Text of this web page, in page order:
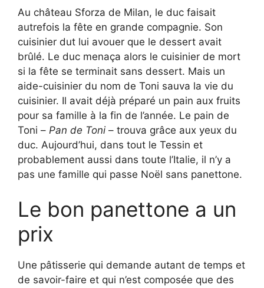
Au château Sforza de Milan, le duc faisait
autrefois la fête en grande compagnie. Son
cuisinier dut lui avouer que le dessert avait
brûlé. Le duc menaça alors le cuisinier de mort
si la fête se terminait sans dessert. Mais un
aide-cuisinier du nom de Toni sauva la vie du
cuisinier. Il avait déjà préparé un pain aux fruits
pour sa famille à la fin de l’année. Le pain de
Toni – Pan de Toni – trouva grâce aux yeux du
duc. Aujourd’hui, dans tout le Tessin et
probablement aussi dans toute l’Italie, il n’y a
pas une famille qui passe Noël sans panettone.
Le bon panettone a un
prix
Une pâtisserie qui demande autant de temps et
de savoir-faire et qui n’est composée que des